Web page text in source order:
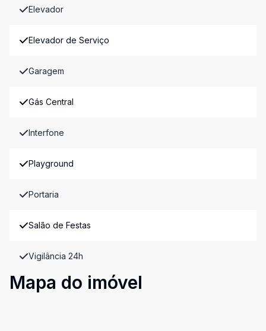
Elevador
Elevador de Serviço
Garagem
Gás Central
Interfone
Playground
Portaria
Salão de Festas
Vigilância 24h
Mapa do imóvel